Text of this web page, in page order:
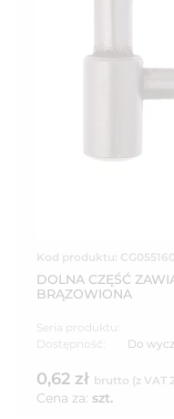
Kod produktu:
DOLNA CZĘŚĆ
BRĄZOWIONA
Seria produktu:
Dostępność:
Do
0,62 zł brutto (z VAT
Cena za: szt.